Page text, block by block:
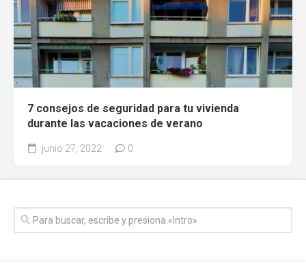
7 consejos de seguridad para tu vivienda
durante las vacaciones de verano
junio 27, 2022 0